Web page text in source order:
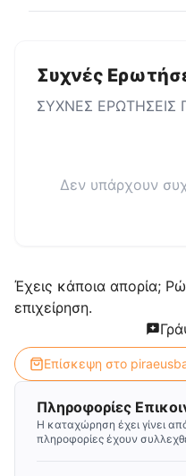
Συχνές
ΣΥΧΝΕΣ ΕΡΩΤΗΣΕΙΣ
Δεν υπάρχουν
Έχεις κάποια απορία;
επιχείρηση.
Επίσκεψη στο
Πληροφορίες
Η καταχώρηση έχει γίνει
πληροφορίες έχουν